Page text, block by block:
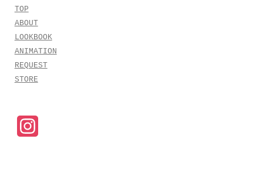
TOP
ABOUT
LOOKBOOK
ANIMATION
REQUEST
STORE